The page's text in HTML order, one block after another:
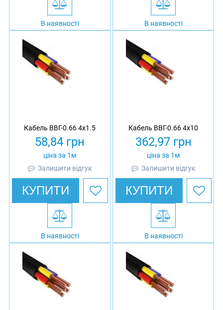
В наявності В наявності
Кабель ВВГ-0.66 4х1.5
58,84 грн
ціна за 1м
Залишити відгук
КУПИТИ
В наявності
Кабель ВВГ-0.66 4х10
362,97грн
ціна за 1м
Залишити відгук
КУПИТИ
В наявності